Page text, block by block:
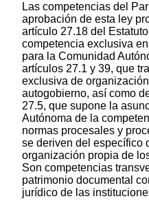
Las competencias del
aprobación de esta ley
artículo 27.18 del
competencia exclusiva
para la Comunidad
artículos 27.1 y 39, que
exclusiva de
autogobierno, así como
27.5, que supone la
Autónoma de la
normas procesales y
se deriven del específico
organización propia de
Son competencias
patrimonio documental
jurídico de las